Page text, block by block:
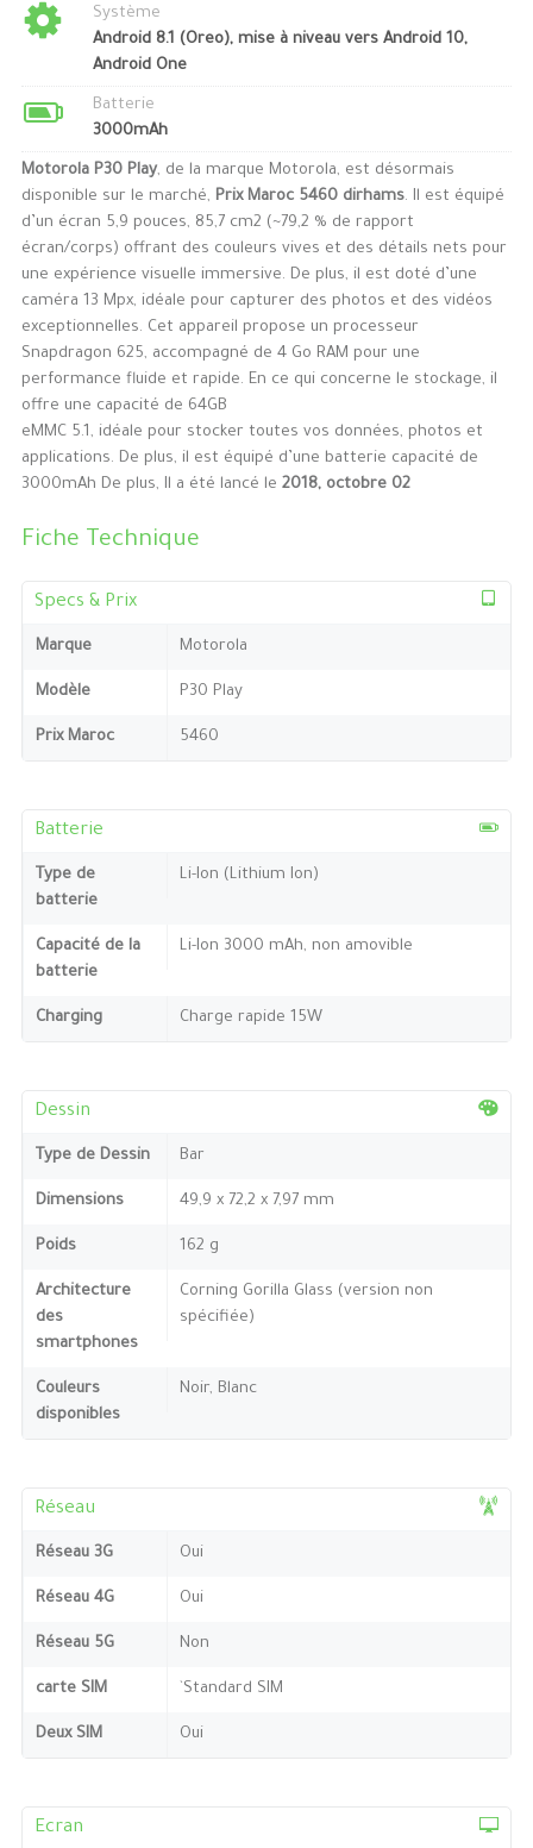
Système
Android 8.1 (Oreo), mise à niveau vers Android 10,
Android One
Batterie
3000mAh
Motorola P30 Play, de la marque Motorola, est désormais
disponible sur le marché, Prix Maroc 5460 dirhams. Il est équipé
d’un écran 5,9 pouces, 85,7 cm2 (~79,2 % de rapport
écran/corps) offrant des couleurs vives et des détails nets pour
une expérience visuelle immersive. De plus, il est doté d’une
caméra 13 Mpx, idéale pour capturer des photos et des vidéos
exceptionnelles. Cet appareil propose un processeur
Snapdragon 625, accompagné de 4 Go RAM pour une
performance fluide et rapide. En ce qui concerne le stockage, il
offre une capacité de 64GB
eMMC 5.1, idéale pour stocker toutes vos données, photos et
applications. De plus, il est équipé d’une batterie capacité de
3000mAh De plus, Il a été lancé le 2018, octobre 02
Fiche Technique
Specs & Prix
Marque Motorola
Modèle P30 Play
Prix Maroc 5460
Batterie
Type de
batterie
Li-Ion (Lithium Ion)
Capacité de la
batterie
Li-Ion 3000 mAh, non amovible
Charging Charge rapide 15W
Dessin
Type de Dessin Bar
Dimensions 49,9 x 72,2 x 7,97 mm
Poids 162 g
Architecture
des
smartphones
Corning Gorilla Glass (version non
spécifiée)
Couleurs
disponibles
Noir, Blanc
Réseau
Réseau 3G Oui
Réseau 4G Oui
Réseau 5G Non
carte SIM `Standard SIM
Deux SIM Oui
Ecran